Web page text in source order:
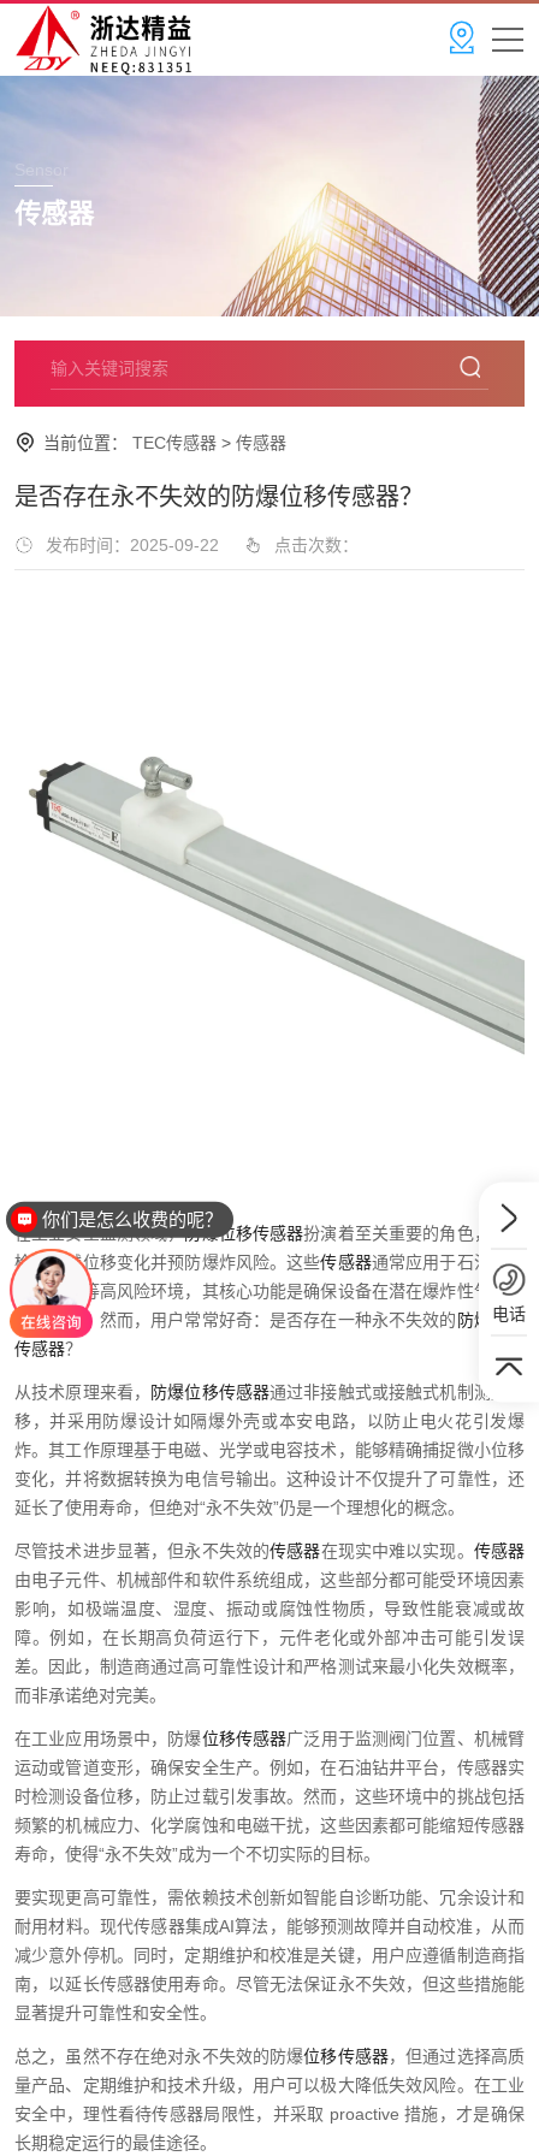
Sensor
传感器
当前位置： TEC传感器 > 传感器
是否存在永不失效的防爆位移传感器？
发布时间：2025-09-22 点击次数：
在工业安全监测领域，防爆位移传感器扮演着至关重要的角色，用于
检测机械位移变化并预防爆炸风险。这些传感器通常应用于石油、化
工和矿业等高风险环境，其核心功能是确保设备在潜在爆炸性气氛中
稳定运行。然而，用户常常好奇：是否存在一种永不失效的 防爆位移
传感器？
从技术原理来看， 防爆位移传感器通过非接触式或接触式机制测量位
移，并采用防爆设计如隔爆外壳或本安电路，以防止电火花引发爆
炸。其工作原理基于电磁、光学或电容技术，能够精确捕捉微小位移
变化，并将数据转换为电信号输出。这种设计不仅提升了可靠性，还
延长了使用寿命，但绝对“永不失效”仍是一个理想化的概念。
尽管技术进步显著，但永不失效的传感器在现实中难以实现。 传感器
由电子元件、机械部件和软件系统组成，这些部分都可能受环境因素
影响，如极端温度、湿度、振动或腐蚀性物质，导致性能衰减或故
障。例如，在长期高负荷运行下，元件老化或外部冲击可能引发误
差。因此，制造商通过高可靠性设计和严格测试来最小化失效概率，
而非承诺绝对完美。
在工业应用场景中，防爆位移传感器广泛用于监测阀门位置、机械臂
运动或管道变形，确保安全生产。例如，在石油钻井平台，传感器实
时检测设备位移，防止过载引发事故。然而，这些环境中的挑战包括
频繁的机械应力、化学腐蚀和电磁干扰，这些因素都可能缩短传感器
寿命，使得“永不失效”成为一个不切实际的目标。
要实现更高可靠性，需依赖技术创新如智能自诊断功能、冗余设计和
耐用材料。现代传感器集成AI算法，能够预测故障并自动校准，从而
减少意外停机。同时，定期维护和校准是关键，用户应遵循制造商指
南，以延长传感器使用寿命。尽管无法保证永不失效，但这些措施能
显著提升可靠性和安全性。
总之，虽然不存在绝对永不失效的防爆位移传感器，但通过选择高质
量产品、定期维护和技术升级，用户可以极大降低失效风险。在工业
安全中，理性看待传感器局限性，并采取 proactive 措施，才是确保
长期稳定运行的最佳途径。
电话
你们是怎么收费的呢？